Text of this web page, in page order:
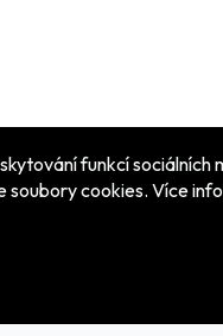
funkcí sociálních
soubory cookies. Více